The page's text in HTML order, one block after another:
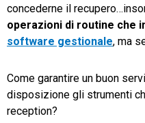
concederne il
operazioni di routine che
software gestionale, ma
Come garantire un buon
disposizione gli strumenti
reception?